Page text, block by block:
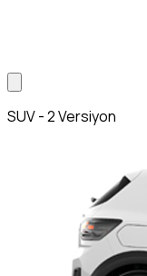
SUV - 2 Versiyon